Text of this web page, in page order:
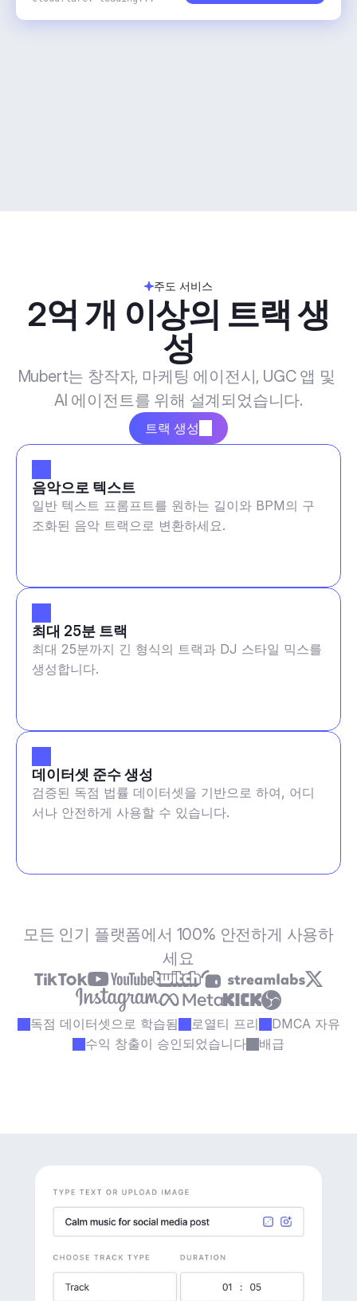
주도 서비스
2억 개 이상의 트랙 생
성
Mubert는 창작자, 마케팅 에이전시, UGC 앱 및
AI 에이전트를 위해 설계되었습니다.
트랙 생성
음악으로 텍스트
일반 텍스트 프롬프트를 원하는 길이와 BPM의 구
조화된 음악 트랙으로 변환하세요.
최대 25분 트랙
최대 25분까지 긴 형식의 트랙과 DJ 스타일 믹스를
생성합니다.
데이터셋 준수 생성
검증된 독점 법률 데이터셋을 기반으로 하여, 어디
서나 안전하게 사용할 수 있습니다.
모든 인기 플랫폼에서 100% 안전하게 사용하
세요
독점 데이터셋으로 학습됨 로열티 프리
DMCA 자유
수익 창출이 승인되었습니다
배급